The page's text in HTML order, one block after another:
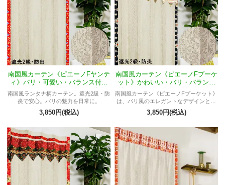
南国風カーテン《ピエーノFヤンテ
ィ》バリ・可愛い・バランス付き
フラットスタイル・ランタナ柄・
白色・遮光2級・防炎
南国風ランタナ柄カーテン。遮光2級・防
炎で安心。バリの魅力を日常に。
3,850円(税込)
南国風カーテン《ピエーノFプーケ
ット》かわいい・バリ・バランス
付きフラットスタイル・ランタナ
柄・白色・遮光2級・防炎
南国風カーテン《ピエーノFプーケット》
は、バリ風のエレガントなデザインと遮
光2級・防炎性能を兼ね備え、リラックス
した空間を演出。男性、女性、間仕切
3,850円(税込)